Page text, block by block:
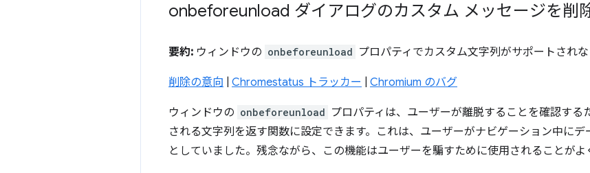
onbeforeunload ダイアログのカスタム メッセージを削
要約: ウィンドウの onbeforeunload プロパティでカスタム文字列がサポートされな
削除の意向 Chromestatus トラッカー Chromium のバグ
ウィンドウの onbeforeunload プロパティは、ユーザーが離脱することを確認する
される文字列を返す関数に設定できます。これは、ユーザーがナビゲーション中に
としていました。残念ながら、この機能はユーザーを騙すために使用されることがよ